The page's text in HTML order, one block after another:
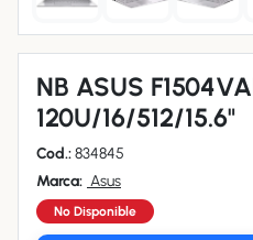
NB ASUS
120U/16/512/15.6"
Cod.:834845
Marca: Asus
No Disponible